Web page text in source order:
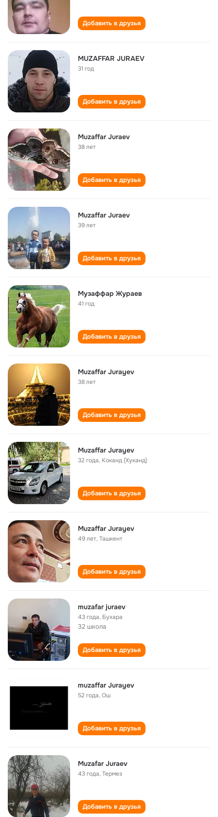
Добавить в друзья
MUZAFFAR JURAEV
31 год
Добавить в друзья
Muzaffar Juraev
38 лет
Добавить в друзья
Muzaffar Juraev
39 лет
Добавить в друзья
Музаффар Жураев
41 год
Добавить в друзья
Muzaffar Jurayev
38 лет
Добавить в друзья
Muzaffar Jurayev
32 года, Коканд (Хуканд)
Добавить в друзья
Muzaffar Jurayev
49 лет,Ташкент
Добавить в друзья
muzafar juraev
43 года, Бухара
32 школа
Добавить в друзья
muzaffar Jurayev
52 года,Ош
Добавить в друзья
Muzafar Juraev
43 года,Термез
Добавить в друзья